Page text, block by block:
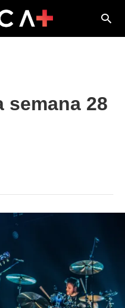
semana 28